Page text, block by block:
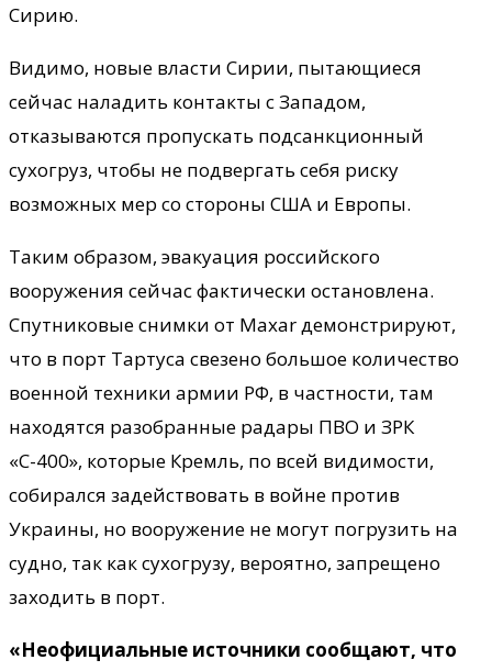
Сирию.
Видимо, новые власти Сирии, пытающиеся
сейчас наладить контакты с Западом,
отказываются пропускать подсанкционный
сухогруз, чтобы не подвергать себя риску
возможных мер со стороны США и Европы.
Таким образом, эвакуация российского
вооружения сейчас фактически остановлена.
Спутниковые снимки от Maxar демонстрируют,
что в порт Тартуса свезено большое количество
военной техники армии РФ, в частности, там
находятся разобранные радары ПВО и ЗРК
«С-400», которые Кремль, по всей видимости,
собирался задействовать в войне против
Украины, но вооружение не могут погрузить на
судно, так как сухогрузу, вероятно, запрещено
заходить в порт.
«Неофициальные источники сообщают, что